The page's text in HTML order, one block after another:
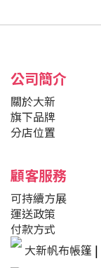
公司簡介
關於大新
旗下品牌
分店位置
顧客服務
可持續方展
運送政策
付款方式
大新帆布帳篷 |